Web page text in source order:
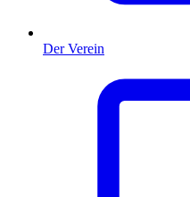
Der Verein